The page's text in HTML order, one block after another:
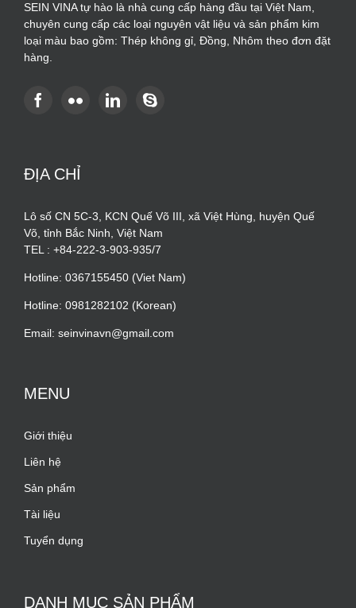
SEIN VINA tự hào là nhà cung cấp hàng đầu tại Việt Nam,
chuyên cung cấp các loại nguyên vật liệu và sản phẩm kim
loại màu bao gồm: Thép không gỉ, Đồng, Nhôm theo đơn đặt
hàng.
ĐỊA CHỈ
Lô số CN 5C-3, KCN Quế Võ III, xã Việt Hùng, huyện Quế
Võ, tỉnh Bắc Ninh, Việt Nam
TEL : +84-222-3-903-935/7
Hotline: 0367155450 (Viet Nam)
Hotline: 0981282102 (Korean)
Email: seinvinavn@gmail.com
MENU
Giới thiệu
Liên hệ
Sản phẩm
Tài liệu
Tuyển dụng
DANH MỤC SẢN PHẨM